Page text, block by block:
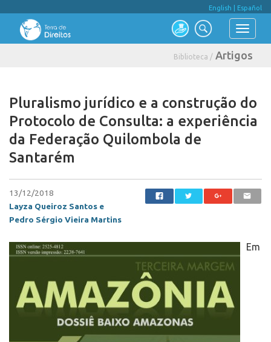
English Español
Biblioteca / Artigos
Pluralismo jurídico e a construção do
Protocolo de Consulta: a experiência
da Federação Quilombola de
Santarém
13/12/2018
Layza Queiroz Santos e
Pedro Sérgio Vieira Martins
Em